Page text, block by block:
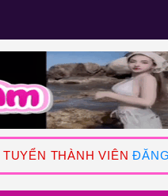
TUYỂN THÀNH VIÊN